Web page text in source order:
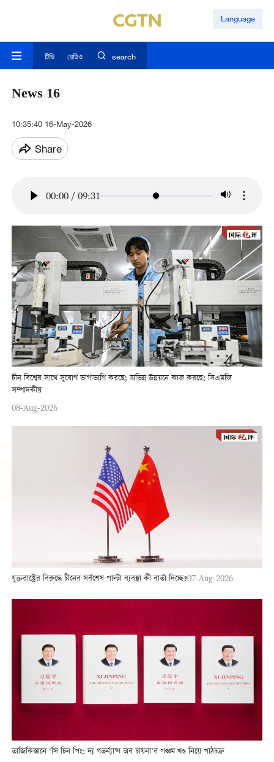
Language
টিভি রেডিও search
News 16
10:35:40 16-May-2026
Share
00:00 / 09:31
চীন বিশ্বের সাথে সুযোগ ভাগাভাগি করছে; অভিন্ন উন্নয়নে কাজ করছে: সিএমজি
সম্পাদকীয়
08-Aug-2026
যুক্তরাষ্ট্রের বিরুদ্ধে চীনের সর্বশেষ পাল্টা ব্যবস্থা কী বার্তা দিচ্ছে?07-Aug-2026
তাজিকিস্তানে ‘সি চিন পিং: দ্য গভর্ন্যান্স অব চায়না’র পঞ্চম খণ্ড নিয়ে পাঠচক্র